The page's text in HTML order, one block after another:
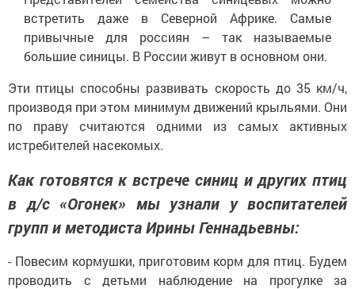
встретить даже в Северной Африке. Самые
привычные для россиян – так называемые
большие синицы. В России живут в основном они.
Эти птицы способны развивать скорость до 35 км/ч,
производя при этом минимум движений крыльями. Они
по праву считаются одними из самых активных
истребителей насекомых.
Как готовятся к встрече синиц и других птиц
в д/с «Огонек» мы узнали у воспитателей
групп и методиста Ирины Геннадьевны:
- Повесим кормушки, приготовим корм для птиц. Будем
проводить с детьми наблюдение на прогулке за